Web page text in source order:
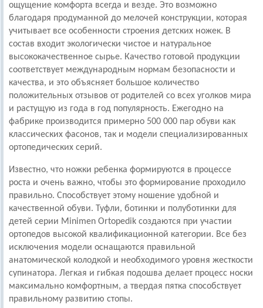
ощущение комфорта всегда и везде. Это возможно
благодаря продуманной до мелочей конструкции, которая
учитывает все особенности строения детских ножек. В
состав входит экологически чистое и натуральное
высококачественное сырье. Качество готовой продукции
соответствует международным нормам безопасности и
качества, и это объясняет большое количество
положительных отзывов от родителей со всех уголков мира
и растущую из года в год популярность. Ежегодно на
фабрике производится примерно 500 000 пар обуви как
классических фасонов, так и модели специализированных
ортопедических серий.
Известно, что ножки ребенка формируются в процессе
роста и очень важно, чтобы это формирование проходило
правильно. Способствует этому ношение удобной и
качественной обуви. Туфли, ботинки и полуботинки для
детей серии Minimen Ortopedik создаются при участии
ортопедов высокой квалификационной категории. Все без
исключения модели оснащаются правильной
анатомической колодкой и необходимого уровня жесткости
супинатора. Легкая и гибкая подошва делает процесс носки
максимально комфортным, а твердая пятка способствует
правильному развитию стопы.